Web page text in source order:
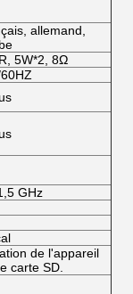
allemand,
5W*2, 8Ω
GHz
de l'appareil
carte SD.